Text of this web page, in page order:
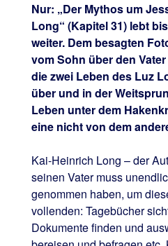
Nur: „Der Mythos um
Long“ (Kapitel 31) lebt
weiter. Dem besagten
vom Sohn über den
die zwei Leben des Luz
über und in der
Leben unter dem
eine nicht von dem
Kai-Heinrich Long – der
seinen Vater muss
genommen haben, um
vollenden: Tagebücher
Dokumente finden und